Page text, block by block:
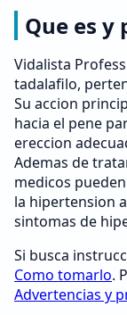
Que es y
Vidalista
tadalafilo,
Su accion
hacia el pene
ereccion
Ademas de
medicos
la hipertension
sintomas de
Si busca
Como tomarlo.
Advertencias y